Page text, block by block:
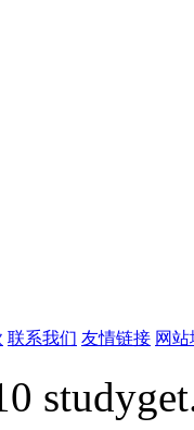
联系我们 友情链接 网